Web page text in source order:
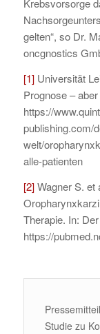
Krebsvorsorge
gelten“, so Dr.
oncgnostics
[1]Universität
Prognose –
https://
publishing.com/
welt/
alle-patienten
[2]Wagner S. et
Therapie. In:
https://
Studie zu